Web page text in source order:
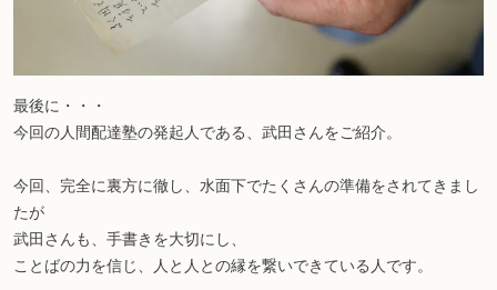
最後に・・・
今回の人間配達塾の発起人である、武田さんをご紹介。
今回、完全に裏方に徹し、水面下でたくさんの準備をされてきまし
たが
武田さんも、手書きを大切にし、
ことばの力を信じ、人と人との縁を繋いできている人です。